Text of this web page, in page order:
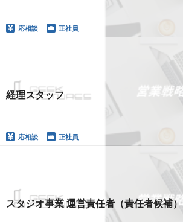
応相談 正社員
経理スタッフ
応相談 正社員
スタジオ事業 運営責任者（責任者候補）